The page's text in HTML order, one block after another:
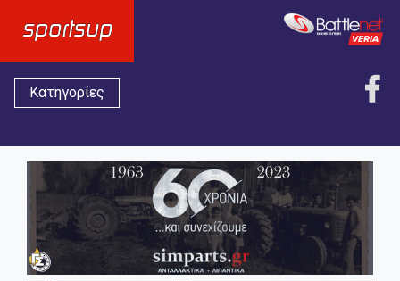
Κατηγορίες